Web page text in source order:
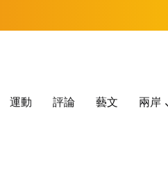
運動 評論 藝文 兩岸